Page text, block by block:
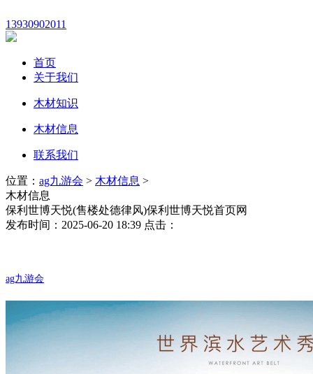
13930902011
首页
关于我们
木材知识
木材信息
联系我们
位置： ag九游会 > 木材信息 >
木材信息
保利世博天悦(售楼处德律风)保利世博天悦首页网
发布时间：2025-06-20 18:39 点击：
ag九游会